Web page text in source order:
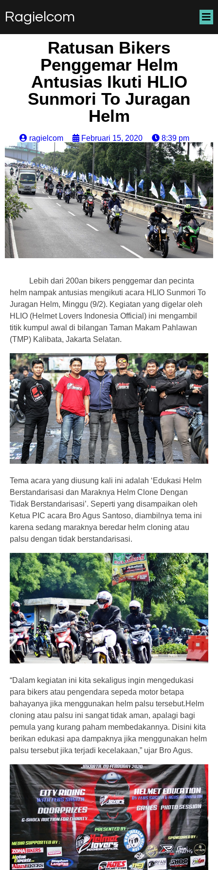
Ragielcom
Ratusan Bikers
Penggemar Helm
Antusias Ikuti HLIO
Sunmori To Juragan
Helm
ragielcom Februari 15, 2020 8:39 pm
Lebih dari 200an bikers penggemar dan pecinta
helm nampak antusias mengikuti acara HLIO Sunmori To
Juragan Helm, Minggu (9/2). Kegiatan yang digelar oleh
HLIO (Helmet Lovers Indonesia Official) ini mengambil
titik kumpul awal di bilangan Taman Makam Pahlawan
(TMP) Kalibata, Jakarta Selatan.
Tema acara yang diusung kali ini adalah ‘Edukasi Helm
Berstandarisasi dan Maraknya Helm Clone Dengan
Tidak Berstandarisasi’. Seperti yang disampaikan oleh
Ketua PIC acara Bro Agus Santoso, diambilnya tema ini
karena sedang maraknya beredar helm cloning atau
palsu dengan tidak berstandarisasi.
“Dalam kegiatan ini kita sekaligus ingin mengedukasi
para bikers atau pengendara sepeda motor betapa
bahayanya jika menggunakan helm palsu tersebut.Helm
cloning atau palsu ini sangat tidak aman, apalagi bagi
pemula yang kurang paham membedakannya. Disini kita
berikan edukasi apa dampaknya jika menggunakan helm
palsu tersebut jika terjadi kecelakaan,” ujar Bro Agus.